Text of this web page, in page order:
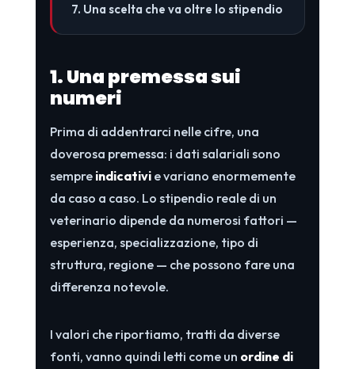
7. Una scelta che va oltre lo stipendio
1. Una premessa sui
numeri
Prima di addentrarci nelle cifre, una
doverosa premessa: i dati salariali sono
sempre indicativie variano enormemente
da caso a caso. Lo stipendio reale di un
veterinario dipende da numerosi fattori —
esperienza, specializzazione, tipo di
struttura, regione — che possono fare una
differenza notevole.
I valori che riportiamo, tratti da diverse
fonti, vanno quindi letti come un ordine di